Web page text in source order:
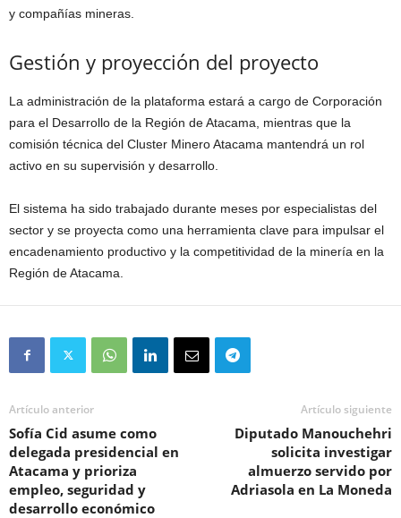
y compañías mineras.
Gestión y proyección del proyecto
La administración de la plataforma estará a cargo de Corporación
para el Desarrollo de la Región de Atacama , mientras que la
comisión técnica del Cluster Minero Atacama mantendrá un rol
activo en su supervisión y desarrollo.
El sistema ha sido trabajado durante meses por especialistas del
sector y se proyecta como una herramienta clave para impulsar el
encadenamiento productivo y la competitividad de la minería en la
Región de Atacama
Artículo anterior
Sofía Cid asume como
delegada presidencial en
Atacama y prioriza
empleo, seguridad y
desarrollo económico
Artículo siguiente
Diputado Manouchehri
solicita investigar
almuerzo servido por
Adriasola en La Moneda